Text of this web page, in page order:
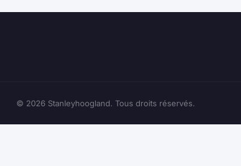
© 2026 Stanleyhoogland. Tous droits réservés.